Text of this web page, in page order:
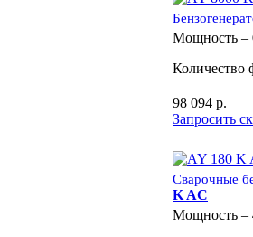
Мощность –
Количество
98 094 р.
Запросить
Сварочные
K AC
Мощность –